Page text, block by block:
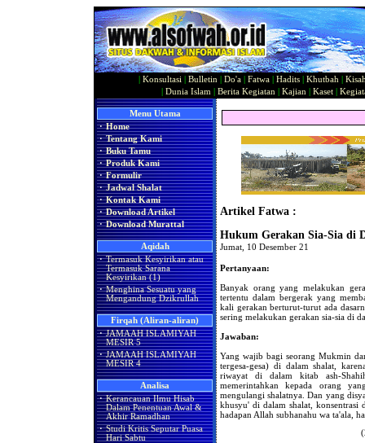
Konsultasi Bulletin Do'a Fatwa Hadits Khutbah
Dunia Islam Berita Kegiatan Kajian Kaset|
Menu Utama
· Home
· Tentang Kami
· Buku Tamu
· Produk Kami
· Formulir
· Jadwal Shalat
· Kontak Kami
· Download Artikel
· Download Murattal
Aqidah
· Termasuk Kesyirikan atau
Termasuk Sarana
Kesyirikan (1)
· Menghina Sesuatu yang
Mengandung Dzikrullah
Firqah (Aliran-aliran)
· JAMAAH ISLAMIYAH
MESIR 5
· JAMAAH ISLAMIYAH
MESIR 4
Analisa
· Kerancauan Ilmu Hisab
Dalam Penentuan Awal &
Akhir Ramadhan
· Studi Kritis Seputar Puasa
Hari Sabtu
Artikel Fatwa :
Hukum Gerakan Sia-Sia di
Jumat, 10 Desember 21
Pertanyaan:
Banyak orang yang melakukan
tertentu dalam bergerak yang
kali gerakan berturut-turut ada
sering melakukan gerakan sia-sia di
Jawaban:
Yang wajib bagi seorang Mukmin
tergesa-gesa) di dalam shalat,
riwayat di dalam kitab ash-
memerintahkan kepada orang
mengulangi shalatnya. Dan yang
khusyu' di dalam shalat, konsentrasi
hadapan Allah subhanahu wa ta'ala,